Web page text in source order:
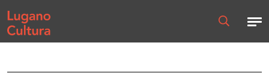
Home page